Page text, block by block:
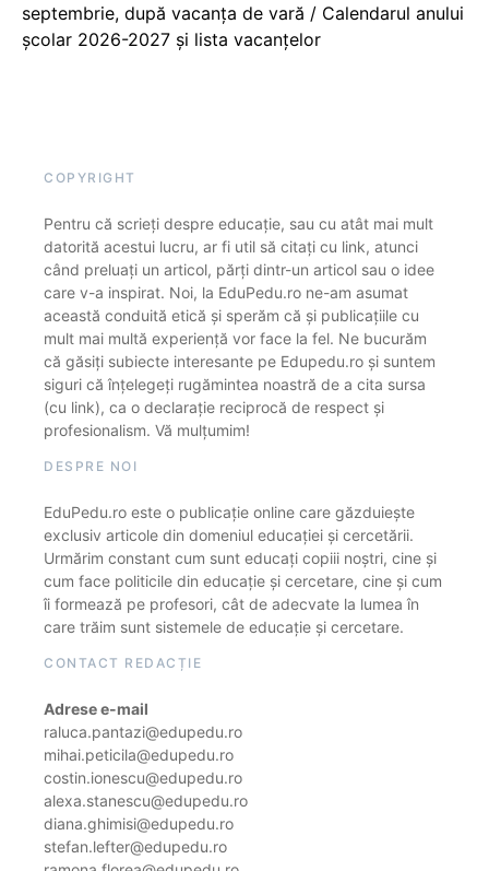
septembrie, după vacanța de vară / Calendarul anului
școlar 2026-2027 și lista vacanțelor
COPYRIGHT
Pentru că scrieți despre educație, sau cu atât mai mult
datorită acestui lucru, ar fi util să citați cu link, atunci
când preluați un articol, părți dintr-un articol sau o idee
care v-a inspirat. Noi, la EduPedu.ro ne-am asumat
această conduită etică și sperăm că și publicațiile cu
mult mai multă experiență vor face la fel. Ne bucurăm
că găsiți subiecte interesante pe Edupedu.ro și suntem
siguri că înțelegeți rugămintea noastră de a cita sursa
(cu link), ca o declarație reciprocă de respect și
profesionalism. Vă mulțumim!
DESPRE NOI
EduPedu.ro este o publicație online care găzduiește
exclusiv articole din domeniul educației și cercetării.
Urmărim constant cum sunt educați copiii noștri, cine și
cum face politicile din educație și cercetare, cine și cum
îi formează pe profesori, cât de adecvate la lumea în
care trăim sunt sistemele de educație și cercetare.
CONTACT REDACȚIE
Adrese e-mail
raluca.pantazi@edupedu.ro
mihai.peticila@edupedu.ro
costin.ionescu@edupedu.ro
alexa.stanescu@edupedu.ro
diana.ghimisi@edupedu.ro
stefan.lefter@edupedu.ro